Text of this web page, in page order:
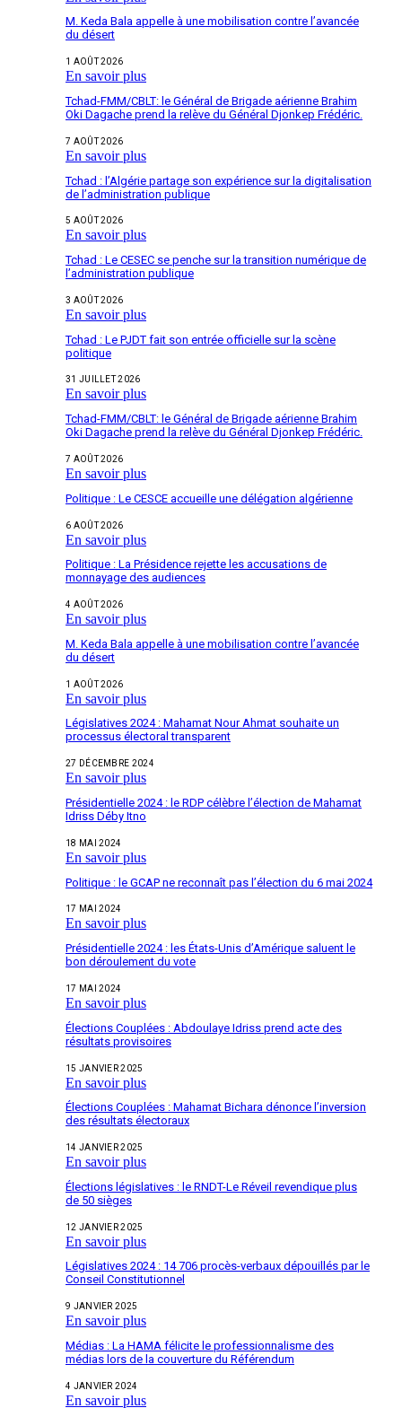
M. Keda Bala appelle à une mobilisation contre l’avancée
du désert
1 AOÛT 2026
En savoir plus
Tchad-FMM/CBLT: le Général de Brigade aérienne Brahim
Oki Dagache prend la relève du Général Djonkep Frédéric.
7 AOÛT 2026
En savoir plus
Tchad : l’Algérie partage son expérience sur la digitalisation
de l’administration publique
5 AOÛT 2026
En savoir plus
Tchad : Le CESEC se penche sur la transition numérique de
l’administration publique
3 AOÛT 2026
En savoir plus
Tchad : Le PJDT fait son entrée officielle sur la scène
politique
31 JUILLET 2026
En savoir plus
Tchad-FMM/CBLT: le Général de Brigade aérienne Brahim
Oki Dagache prend la relève du Général Djonkep Frédéric.
7 AOÛT 2026
En savoir plus
Politique : Le CESCE accueille une délégation algérienne
6 AOÛT 2026
En savoir plus
Politique : La Présidence rejette les accusations de
monnayage des audiences
4 AOÛT 2026
En savoir plus
M. Keda Bala appelle à une mobilisation contre l’avancée
du désert
1 AOÛT 2026
En savoir plus
Législatives 2024 : Mahamat Nour Ahmat souhaite un
processus électoral transparent
27 DÉCEMBRE 2024
En savoir plus
Présidentielle 2024 : le RDP célèbre l’élection de Mahamat
Idriss Déby Itno
18 MAI 2024
En savoir plus
Politique : le GCAP ne reconnaît pas l’élection du 6 mai 2024
17 MAI 2024
En savoir plus
Présidentielle 2024 : les États-Unis d’Amérique saluent le
bon déroulement du vote
17 MAI 2024
En savoir plus
Élections Couplées : Abdoulaye Idriss prend acte des
résultats provisoires
15 JANVIER 2025
En savoir plus
Élections Couplées : Mahamat Bichara dénonce l’inversion
des résultats électoraux
14 JANVIER 2025
En savoir plus
Élections législatives : le RNDT-Le Réveil revendique plus
de 50 sièges
12 JANVIER 2025
En savoir plus
Législatives 2024 : 14 706 procès-verbaux dépouillés par le
Conseil Constitutionnel
9 JANVIER 2025
En savoir plus
Médias : La HAMA félicite le professionnalisme des
médias lors de la couverture du Référendum
4 JANVIER 2024
En savoir plus